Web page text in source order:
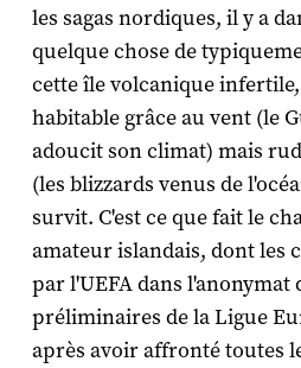
les sagas nordiques, il y a
quelque chose de
cette île volcanique
habitable grâce au vent (le
adoucit son climat) mais
(les blizzards venus de
survit. C'est ce que fait le
amateur islandais, dont les
par l'UEFA dans l'anonymat
préliminaires de la Ligue
après avoir affronté toutes